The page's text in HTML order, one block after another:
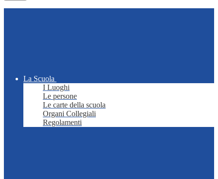
La Scuola
I Luoghi
Le persone
Le carte della scuola
Organi Collegiali
Regolamenti